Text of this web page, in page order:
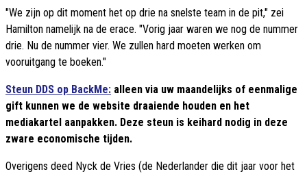
"We zijn op dit moment het op drie na snelste team in de pit," zei
Hamilton namelijk na de erace. "Vorig jaar waren we nog de nummer
drie. Nu de nummer vier. We zullen hard moeten werken om
vooruitgang te boeken."
Steun DDS op BackMe: alleen via uw maandelijks of eenmalige
gift kunnen we de website draaiende houden en het
mediakartel aanpakken. Deze steun is keihard nodig in deze
zware economische tijden.
Overigens deed Nyck de Vries (de Nederlander die dit jaar voor het